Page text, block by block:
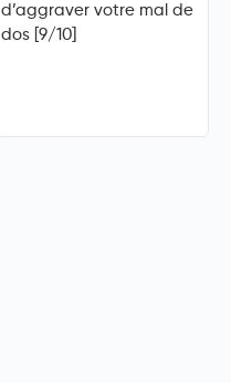
d’aggraver votre mal de
dos [9/10]